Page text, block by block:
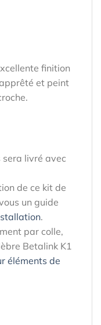
finition
et peint
livré avec
de ce kit de
un guide
.
par colle,
Betalink K1
éléments de